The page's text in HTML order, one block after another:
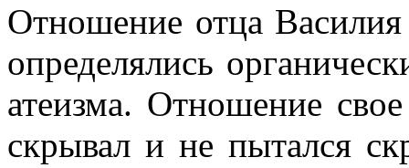
Отношение отца
определялись
атеизма. Отношение
скрывал и не пытался